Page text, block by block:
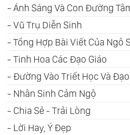
- Ánh Sáng Và Con Đường
- Vũ Trụ Diễn Sinh
- Tổng Hợp Bài Viết Của Ngô
- Tinh Hoa Các Đạo Giáo
- Đường Vào Triết Học Và
- Nhân Sinh Cảm Ngộ
- Chia Sẻ - Trải Lòng
- Lời Hay, Ý Đẹp